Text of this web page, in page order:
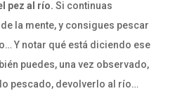
pez al río. Si continuas
la mente, y consigues pescar
Y notar qué está diciendo ese
puedes, una vez observado,
pescado, devolverlo al río…